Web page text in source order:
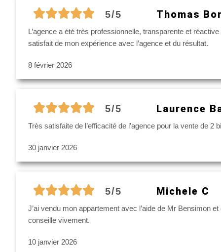
5/5 Thomas
L’agence a été très professionnelle, transparente et
satisfait de mon expérience avec l’agence et du résultat.
8 février 2026
5/5 Laurence
Très satisfaite de l’efficacité de l’agence pour la vente de
30 janvier 2026
5/5 Michele C
J’ai vendu mon appartement avec l’aide de Mr Bensimon
conseille vivement.
10 janvier 2026